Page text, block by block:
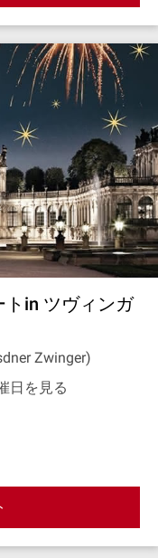
トin ツヴィンガ
Zwinger)
日を見る